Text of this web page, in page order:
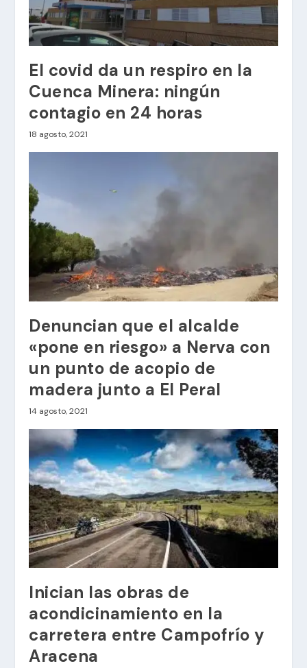
El covid da un respiro en la
Cuenca Minera: ningún
contagio en 24 horas
18 agosto, 2021
Denuncian que el alcalde
«pone en riesgo» a Nerva con
un punto de acopio de
madera junto a El Peral
14 agosto, 2021
Inician las obras de
acondicinamiento en la
carretera entre Campofrío y
Aracena